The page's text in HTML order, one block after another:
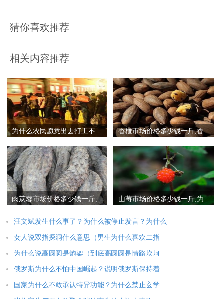
猜你喜欢推荐
相关内容推荐
为什么农民愿意出去打工不
香榧市场价格多少钱一斤,香
肉苁蓉市场价格多少钱一斤,
山莓市场价格多少钱一斤,为
汪文斌发生什么事了？为什么被停止发言？为什么
女人说双指探洞什么意思（男生为什么喜欢二指
为什么说高圆圆是炮架（到底高圆圆是情路坎坷
俄罗斯为什么不怕中国崛起？说明俄罗斯保持着
国家为什么不敢承认特异功能？为什么禁止玄学